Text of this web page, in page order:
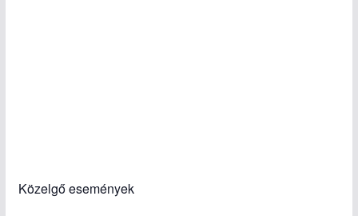
Közelgő események